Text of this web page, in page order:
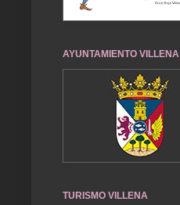
AYUNTAMIENTO VILLENA
TURISMO VILLENA